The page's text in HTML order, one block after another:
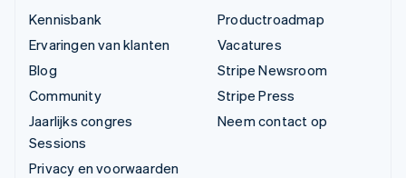
Kennisbank
Ervaringen van klanten
Blog
Community
Jaarlijks congres
Sessions
Privacy en voorwaarden
Productroadmap
Vacatures
Stripe Newsroom
Stripe Press
Neem contact op